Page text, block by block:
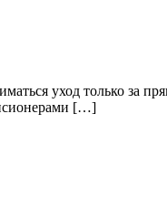
уход только за
[…]